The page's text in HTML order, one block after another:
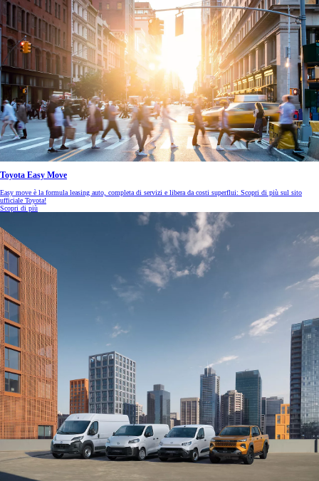
Toyota Easy Move
Easy move è la formula leasing auto, completa di servizi e libera da costi superflui: Scopri di più sul sito
ufficiale Toyota!
Scopri di più